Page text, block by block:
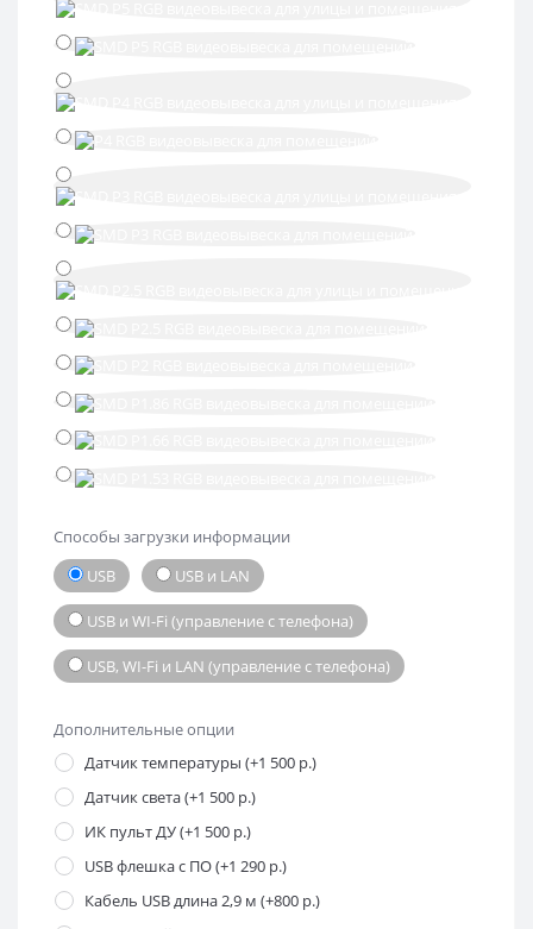
Способы загрузки информации
USB
USB и LAN
USB и WI-Fi (управление с телефона)
USB, WI-Fi и LAN (управление с телефона)
Дополнительные опции
Датчик температуры (+1 500 р.)
Датчик света (+1 500 р.)
ИК пульт ДУ (+1 500 р.)
USB флешка с ПО (+1 290 р.)
Кабель USB длина 2,9 м (+800 р.)